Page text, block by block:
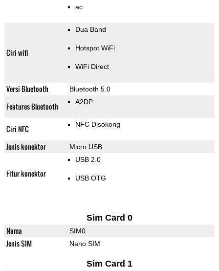
ac
Ciri wifi
Dua Band
Hotspot WiFi
WiFi Direct
Versi Bluetooth Bluetooth 5.0
Features Bluetooth A2DP
Ciri NFC NFC Disokong
Jenis konektor Micro USB
Fitur konektor
USB 2.0
USB OTG
Sim Card 0
Nama SIM0
Jenis SIM Nano SIM
Sim Card 1